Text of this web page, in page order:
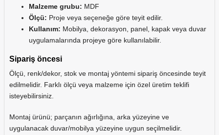
Malzeme grubu: MDF
Ölçü: Proje veya seçeneğe göre teyit edilir.
Kullanım: Mobilya, dekorasyon, panel, kapak veya duvar
uygulamalarında projeye göre kullanılabilir.
Sipariş öncesi
Ölçü, renk/dekor, stok ve montaj yöntemi sipariş öncesinde teyit
edilmelidir. Farklı ölçü veya malzeme için özel üretim teklifi
isteyebilirsiniz.
Montaj ürünü; parçanın ağırlığına, arka yüzeyine ve
uygulanacak duvar/mobilya yüzeyine uygun seçilmelidir.